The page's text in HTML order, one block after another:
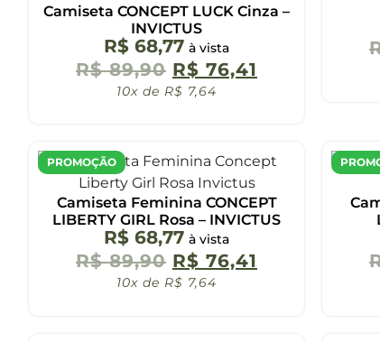
Camiseta CONCEPT LUCK Cinza –
INVICTUS
R$ 68,77 à vista
R$89,90 R$ 76,41
10x de R$ 7,64
PROMOÇÃO
Camiseta Feminina CONCEPT
LIBERTY GIRL Rosa – INVICTUS
R$ 68,77 à vista
R$89,90 R$ 76,41
10x de R$ 7,64